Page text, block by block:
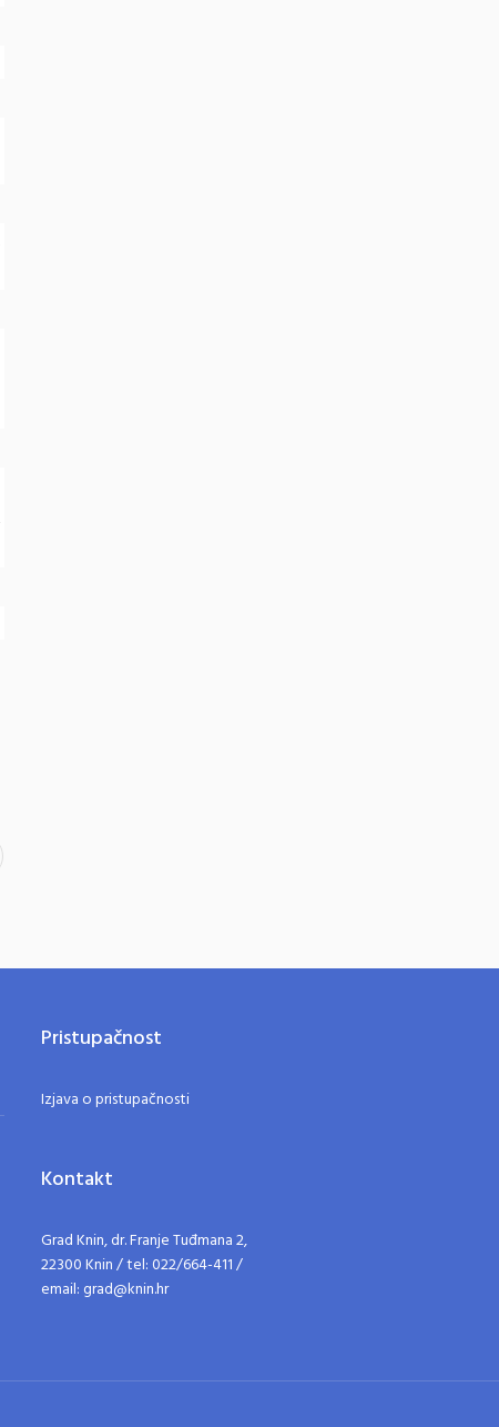
Pristupačnost
Izjava o pristupačnosti
Kontakt
Grad Knin, dr. Franje Tuđmana 2,
22300 Knin / tel: 022/664-411 /
email: grad@knin.hr